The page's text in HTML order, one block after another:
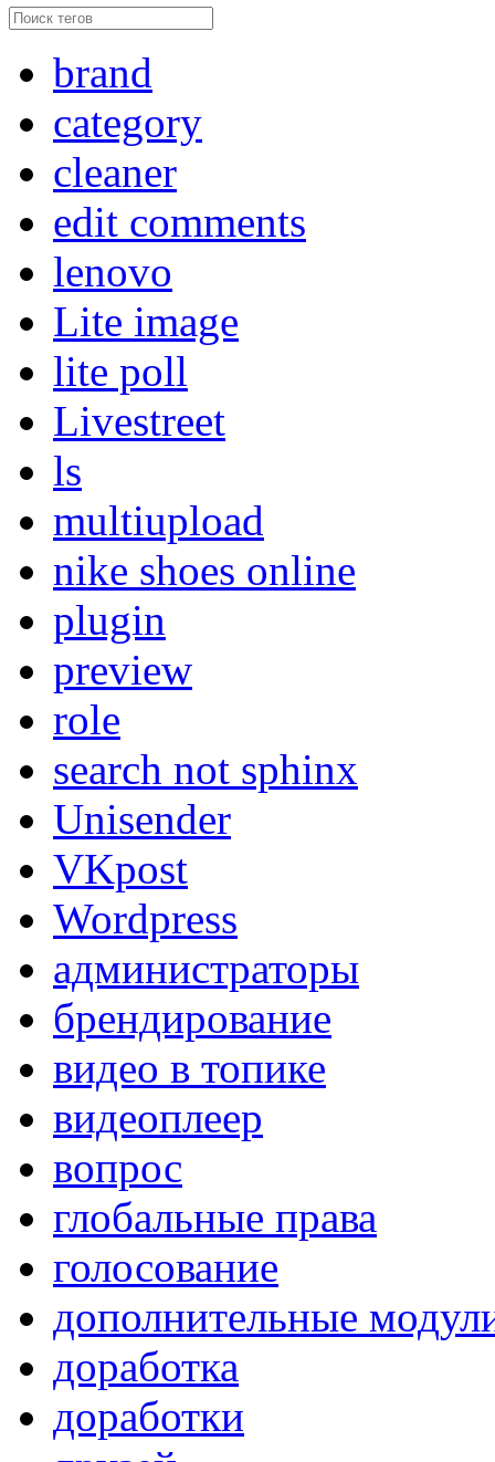
brand
category
cleaner
edit comments
lenovo
Lite image
lite poll
Livestreet
ls
multiupload
nike shoes online
plugin
preview
role
search not sphinx
Unisender
VKpost
Wordpress
администраторы
брендирование
видео в топике
видеоплеер
вопрос
глобальные права
голосование
дополнительные
доработка
доработки